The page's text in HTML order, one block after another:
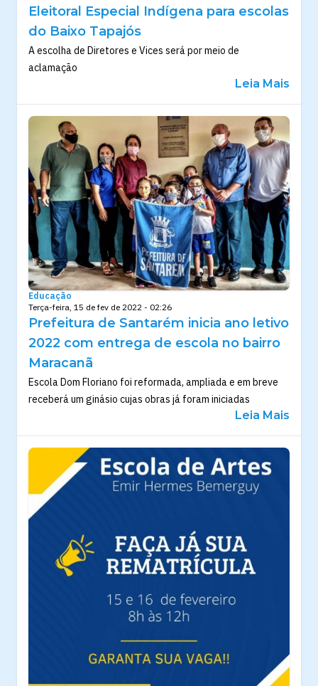
Eleitoral Especial Indígena para escolas
do Baixo Tapajós
A escolha de Diretores e Vices será por meio de
aclamação
Leia Mais
Educação
Terça-feira, 15 de fev de 2022 - 02:26
Prefeitura de Santarém inicia ano letivo
2022 com entrega de escola no bairro
Maracanã
Escola Dom Floriano foi reformada, ampliada e em breve
receberá um ginásio cujas obras já foram iniciadas
Leia Mais